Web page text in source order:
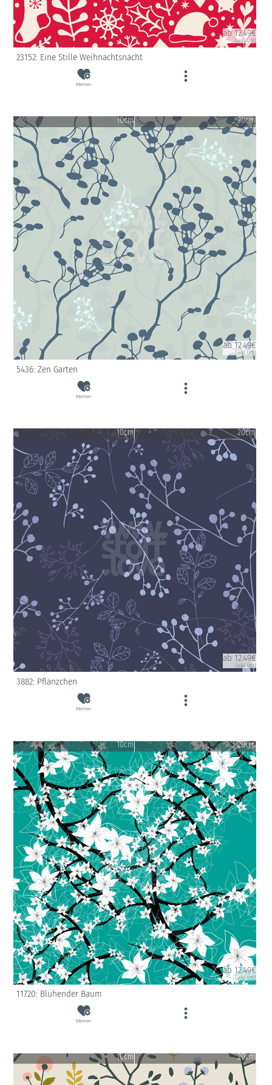
ab 12.49€
(inkl. USt)
23152: Eine Stille Weihnachtsnacht
Merken
10cm 20cm
ab 12.49€
(inkl. USt)
5436: Zen Garten
Merken
10cm 20cm
ab 12.49€
(inkl. USt)
3882: Pflänzchen
Merken
10cm 20cm
ab 12.49€
(inkl. USt)
11720: Blühender Baum
Merken
10cm 20cm